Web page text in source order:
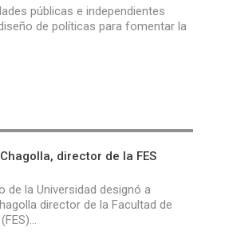
públicas e independientes
de políticas para fomentar la
director de la FES
de la Universidad designó a
director de la Facultad de